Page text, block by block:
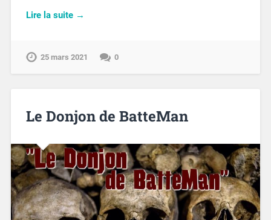
Lire la suite →
25 mars 2021 0
Le Donjon de BatteMan